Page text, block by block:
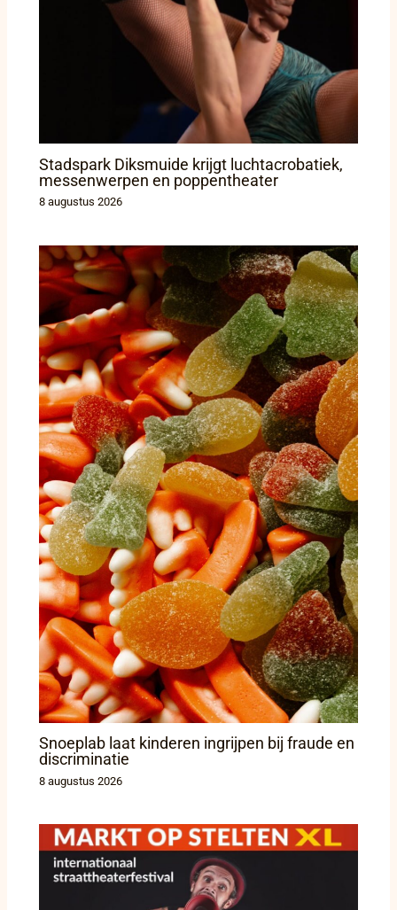
Stadspark Diksmuide krijgt luchtacrobatiek,
messenwerpen en poppentheater
8 augustus 2026
Snoeplab laat kinderen ingrijpen bij fraude en
discriminatie
8 augustus 2026